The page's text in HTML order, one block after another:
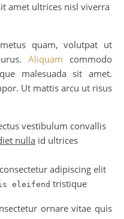
amet ultrices nisl viverra
quam, volutpat ut
Aliquam commodo
malesuada sit amet.
Ut mattis arcu ut risus
vestibulum convallis
nulla id ultrices
adipiscing elit
eleifend tristique
ornare vitae quis